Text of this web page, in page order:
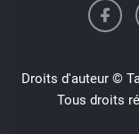
Droits d'auteur ©
Tous droits